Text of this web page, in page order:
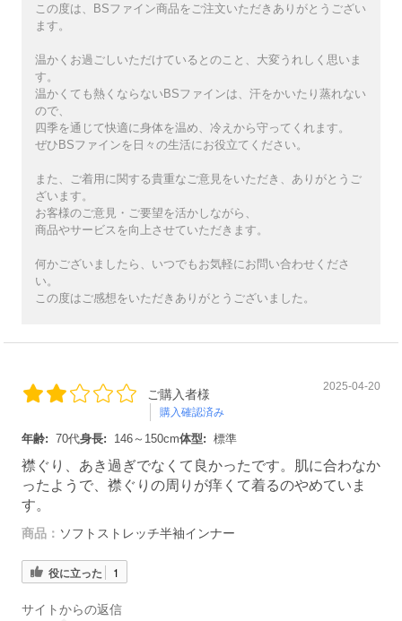
この度は、BSファイン商品をご注文いただきありがとうござい
ます。
温かくお過ごしいただけているとのこと、大変うれしく思いま
す。
温かくても熱くならないBSファインは、汗をかいたり蒸れない
ので、
四季を通じて快適に身体を温め、冷えから守ってくれます。
ぜひBSファインを日々の生活にお役立てください。
また、ご着用に関する貴重なご意見をいただき、ありがとうご
ざいます。
お客様のご意見・ご要望を活かしながら、
商品やサービスを向上させていただきます。
何かございましたら、いつでもお気軽にお問い合わせくださ
い。
この度はご感想をいただきありがとうございました。
ご購入者様
購入確認済み
2025-04-20
年齢: 70代身長: 146～150cm体型: 標準
襟ぐり、あき過ぎでなくて良かったです。肌に合わなか
ったようで、襟ぐりの周りが痒くて着るのやめていま
す。
商品： ソフトストレッチ半袖インナー
役に立った 1
サイトからの返信